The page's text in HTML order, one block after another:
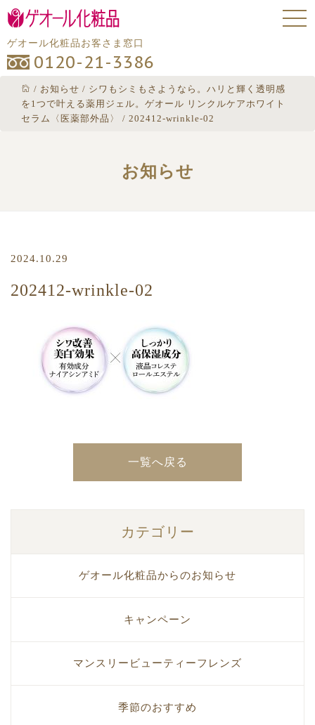
ゲオール化粧品お客さま窓口
0120-21-3386
/ お知らせ / シワもシミもさようなら。ハリと輝く透明感
を1つで叶える薬用ジェル。ゲオール リンクルケアホワイト
セラム〈医薬部外品〉
/ 202412-wrinkle-02
お知らせ
2024.10.29
202412-wrinkle-02
一覧へ戻る
カテゴリー
ゲオール化粧品からのお知らせ
キャンペーン
マンスリービューティーフレンズ
季節のおすすめ